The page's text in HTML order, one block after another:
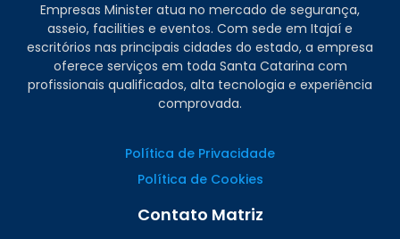
Empresas Minister atua no mercado de segurança,
asseio, facilities e eventos. Com sede em Itajaí e
escritórios nas principais cidades do estado, a empresa
oferece serviços em toda Santa Catarina com
profissionais qualificados, alta tecnologia e experiência
comprovada.
Política de Privacidade
Política de Cookies
Contato Matriz